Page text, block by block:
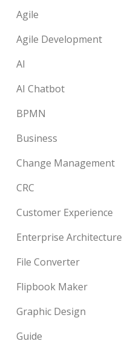
Agile
Agile Development
AI
AI Chatbot
BPMN
Business
Change Management
CRC
Customer Experience
Enterprise Architecture
File Converter
Flipbook Maker
Graphic Design
Guide